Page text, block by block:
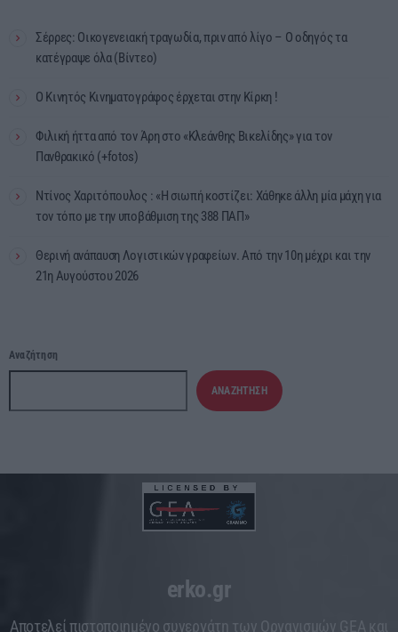
Σέρρες: Οικογενειακή τραγωδία, πριν από λίγο – Ο οδηγός τα
κατέγραψε όλα (Βίντεο)
Ο Κινητός Κινηματογράφος έρχεται στην Κίρκη !
Φιλική ήττα από τον Άρη στο «Κλεάνθης Βικελίδης» για τον
Πανθρακικό (+fotos)
Ντίνος Χαριτόπουλος : «Η σιωπή κοστίζει: Χάθηκε άλλη μία μάχη για
τον τόπο με την υποβάθμιση της 388 ΠΑΠ»
Θερινή ανάπαυση Λογιστικών γραφείων. Από την 10η μέχρι και την
21η Αυγούστου 2026
Αναζήτηση
ΑΝΑΖΉΤΗΣΗ
erko.gr
Aποτελεί πιστοποιημένο συνεργάτη των Οργανισμών GEA και